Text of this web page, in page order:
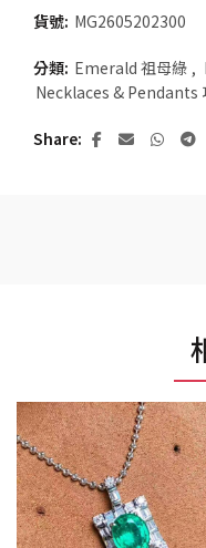
貨號: MG2605202300
分類: Emerald 祖母綠 ,
Necklaces & Pendants
Share